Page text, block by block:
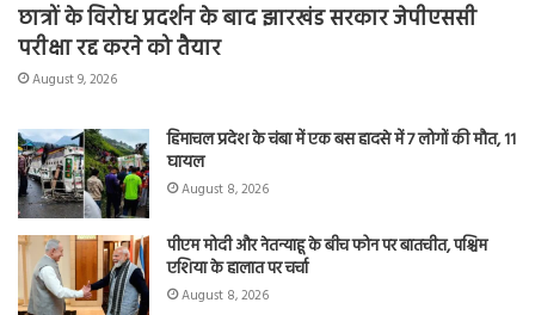
छात्रों के विरोध प्रदर्शन के बाद झारखंड सरकार जेपीएससी
परीक्षा रद्द करने को तैयार
August 9, 2026
हिमाचल प्रदेश के चंबा में एक बस हादसे में 7 लोगों की मौत, 11
घायल
August 8, 2026
पीएम मोदी और नेतन्याहू के बीच फोन पर बातचीत, पश्चिम
एशिया के हालात पर चर्चा
August 8, 2026